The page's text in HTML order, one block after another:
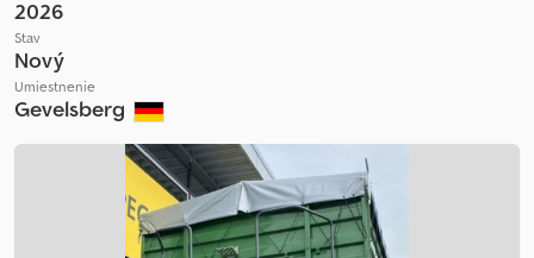
2026
Stav
Nový
Umiestnenie
Gevelsberg